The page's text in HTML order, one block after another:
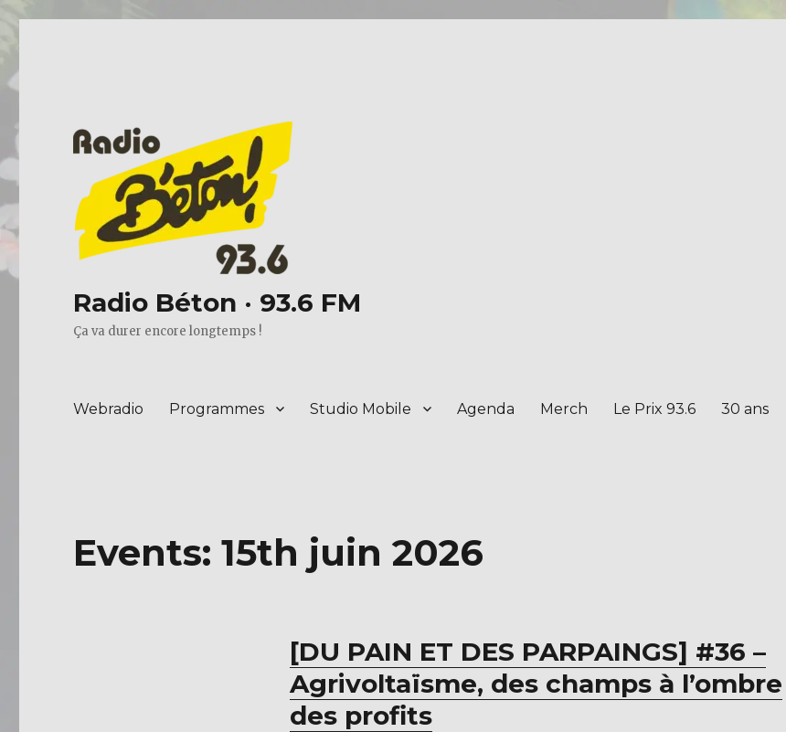
Radio Béton · 93.6 FM
Ça va durer encore longtemps !
Webradio Programmes Studio Mobile Agenda Merch Le Prix 93.6 30 ans
Events: 15th juin 2026
[DU PAIN ET DES PARPAINGS] #36 –
Agrivoltaïsme, des champs à l’ombre
des profits